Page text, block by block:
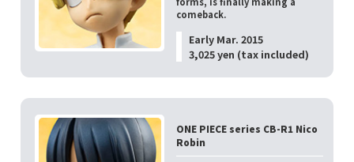
comeback.
Early Mar. 2015
3,025 yen (tax included)
ONE PIECE series CB-R1 Nico
Robin